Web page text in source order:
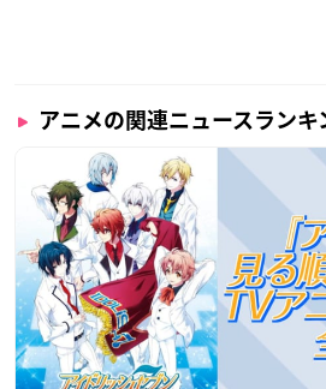
アニメの関連ニュースランキ